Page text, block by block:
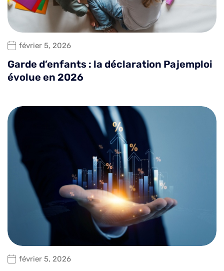
février 5, 2026
Garde d’enfants : la déclaration Pajemploi
évolue en 2026
février 5, 2026